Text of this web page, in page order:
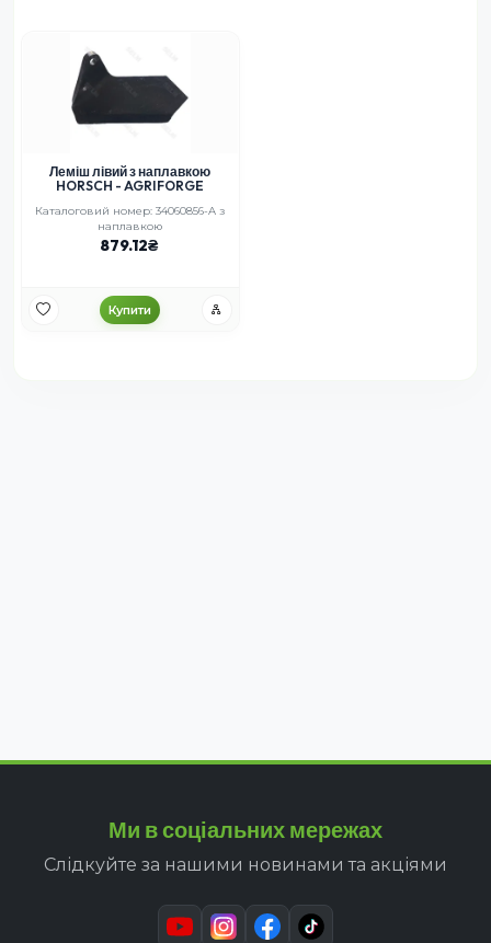
Леміш лівий з наплавкою
HORSCH - AGRIFORGE
Каталоговий номер: 34060856-A з
наплавкою
879.12
Купити
Ми в соціальних мережах
Слідкуйте за нашими новинами та акціями